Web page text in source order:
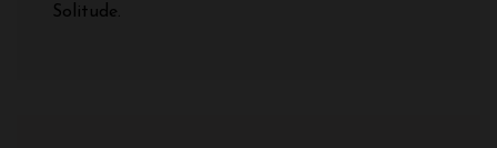
Solitude.